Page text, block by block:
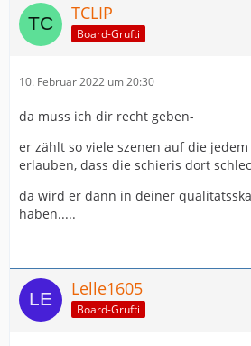
TCLIP
Board-Grufti
10. Februar 2022 um 20:30
da muss ich dir recht geben-
er zählt so viele szenen auf die
erlauben, dass die schieris dort
da wird er dann in deiner
haben.....
Lelle1605
Board-Grufti